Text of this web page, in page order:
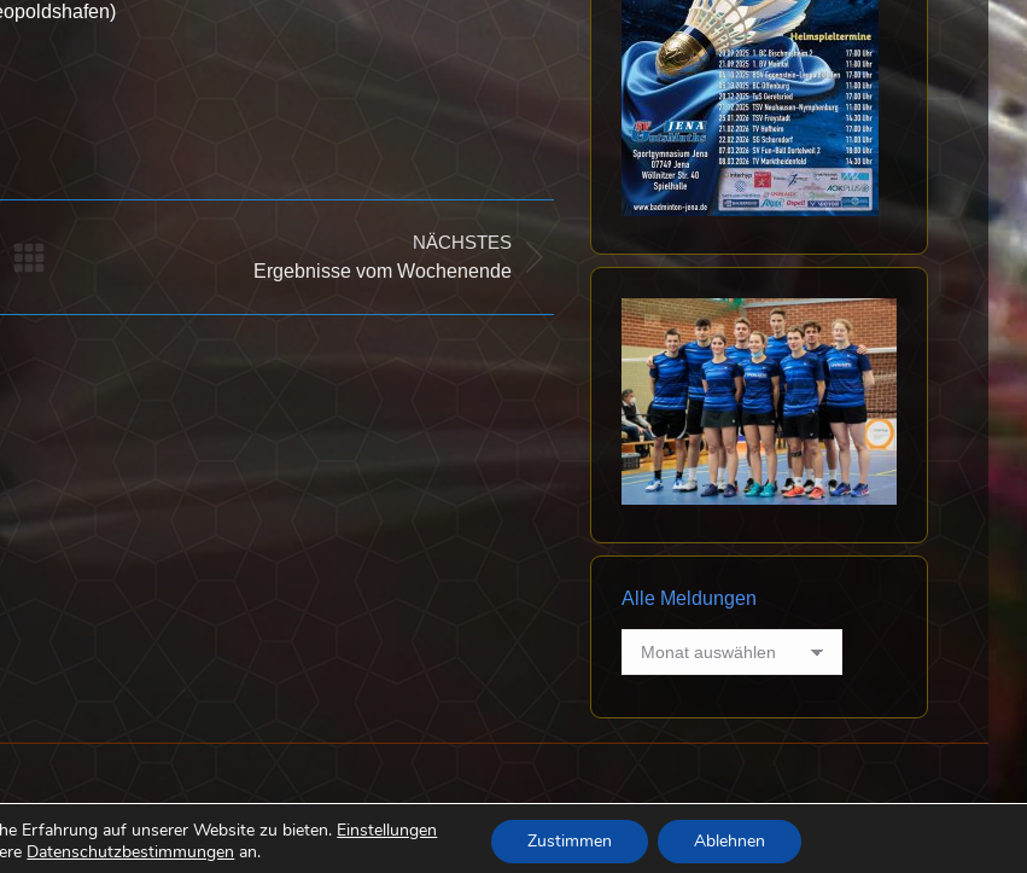
NÄCHSTES
Ergebnisse vom Wochenende
Alle Meldungen
Alle
Erfahrung auf unserer Website zu bieten. Einstellungen
Datenschutzbestimmungen an. Zustimmen Ablehnen